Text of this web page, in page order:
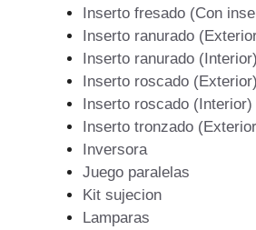
Inserto fresado (Con
Inserto ranurado
Inserto ranurado (Interior)
Inserto roscado (Exterior)
Inserto roscado (Interior)
Inserto tronzado
Inversora
Juego paralelas
Kit sujecion
Lamparas